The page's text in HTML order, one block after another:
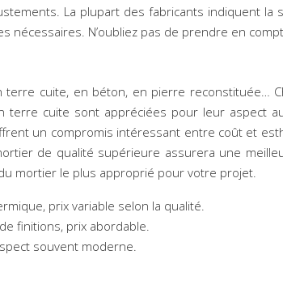
La plupart des fabricants indiquent la
N’oubliez pas de prendre en
cuite, en béton, en pierre reconstituée…
terre cuite sont appréciées pour leur
un compromis intéressant entre coût et
de qualité supérieure assurera une
mortier le plus approprié pour votre projet.
prix variable selon la qualité.
finitions, prix abordable.
souvent moderne.